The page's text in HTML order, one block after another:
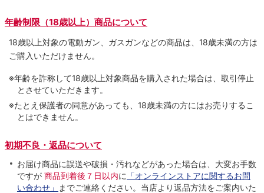
年齢制限（18歳以上）商品について
18歳以上対象の電動ガン、ガスガンなどの商品は、18歳未満の方は
ご購入いただけません。
※年齢を詐称して18歳以上対象商品を購入された場合は、取引停止
とさせていただきます。
※たとえ保護者の同意があっても、18歳未満の方にはお売りするこ
とはできません。
初期不良・返品について
お届け商品に誤送や破損・汚れなどがあった場合は、大変お手数
ですが 商品到着後７日以内に 「オンラインストアに関するお問
い合わせ」
までご連絡ください。当店より返品方法をご案内いた